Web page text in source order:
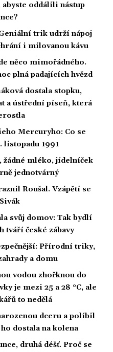
oddálili nástup
trik udrží nápoj
i milovanou kávu
něco mimořádného.
plná padajících hvězd
dostala stopku,
a ústřední píseň, která
Mercuryho: Co se
listopadu 1991
žádné mléko, jídelníček
jednotvárný
Roušal. Vzápětí se
svůj domov: Tak bydlí
tváří české zábavy
Přírodní triky,
a domu
vodou zhořknou do
je mezi 25 a 28 °C, ale
to nedělá
dceru a políbil
dostala na kolena
druhá déšť. Proč se